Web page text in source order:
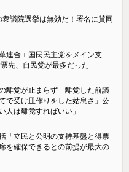
衆議院選挙は無効だ！署名に賛同
連合＋国民民主党をメイン支
先、自民党が最多だった
離党が止まらず 離党した前議
で受け皿作りをした姑息さ」公
人は離党すればいい」
「立民と公明の支持基盤と得票
を確保できるとの前提が最大の